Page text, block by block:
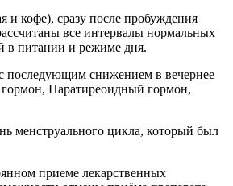
и кофе), сразу после пробуждения
все интервалы нормальных
в питании и режиме дня.
последующим снижением в вечернее
Паратиреоидный гормон,
менструального цикла, который был
приеме лекарственных